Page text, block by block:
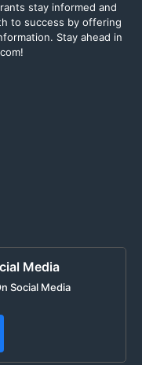
stay informed and
to success by offering
Stay ahead in
Media
Social Media